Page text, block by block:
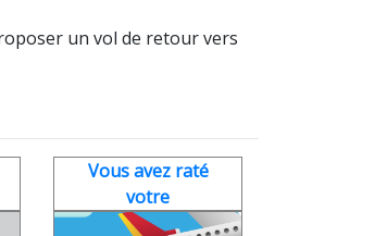
un vol de retour vers
Vous avez raté
votre
correspondance